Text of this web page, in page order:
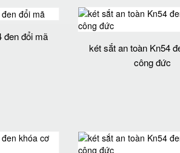
đen đổi mã
két sắt an toàn Kn54
công đức